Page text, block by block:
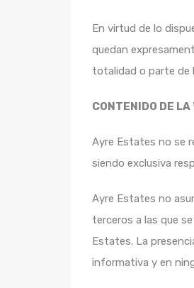
En virtud de lo
quedan
totalidad o parte de
CONTENIDO DE LA
Ayre Estates no se
siendo exclusiva
Ayre Estates no
terceros a las que
Estates. La
informativa y en